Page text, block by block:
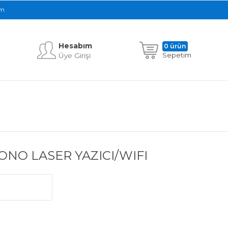
Hesabım
Üye Girişi
Sepetim
0 ürün
LASER YAZICI/WIFI